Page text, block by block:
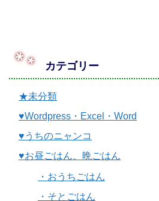
カテゴリー
★未分類
♥Wordpress・Excel・Word
♥うちのニャンコ
♥お昼ごはん、晩ごはん
・おうちごはん
・そとごはん